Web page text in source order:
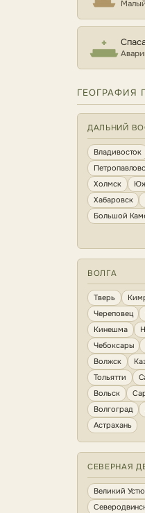
ГЕОГРАФИЯ
ДАЛЬНИЙ
Владивосток
Холмск
Хабаровск
Большой
ВОЛГА
Тверь
Череповец
Кинешма
Чебоксары
Волжск
Тольятти
Вольск
Волгоград
Астрахань
СЕВЕРНАЯ
Великий